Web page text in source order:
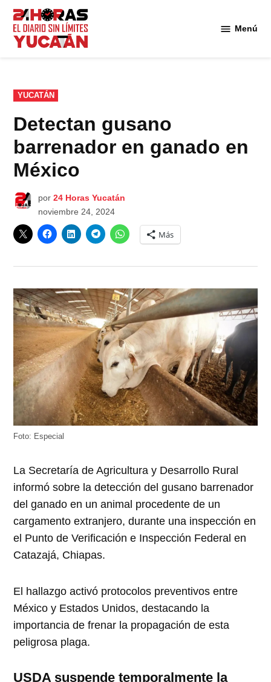
Saltar
contenido
Menú
PUBLICADO
EN
YUCATÁN
Detectan gusano
barrenador en ganado en
México
por 24 Horas Yucatán
noviembre 24, 2024
Más
Foto: Especial
La Secretaría de Agricultura y Desarrollo Rural
informó sobre la detección del gusano barrenador
del ganado en un animal procedente de un
cargamento extranjero, durante una inspección en
el Punto de Verificación e Inspección Federal en
Catazajá, Chiapas.
El hallazgo activó protocolos preventivos entre
México y Estados Unidos, destacando la
importancia de frenar la propagación de esta
peligrosa plaga.
USDA suspende temporalmente la